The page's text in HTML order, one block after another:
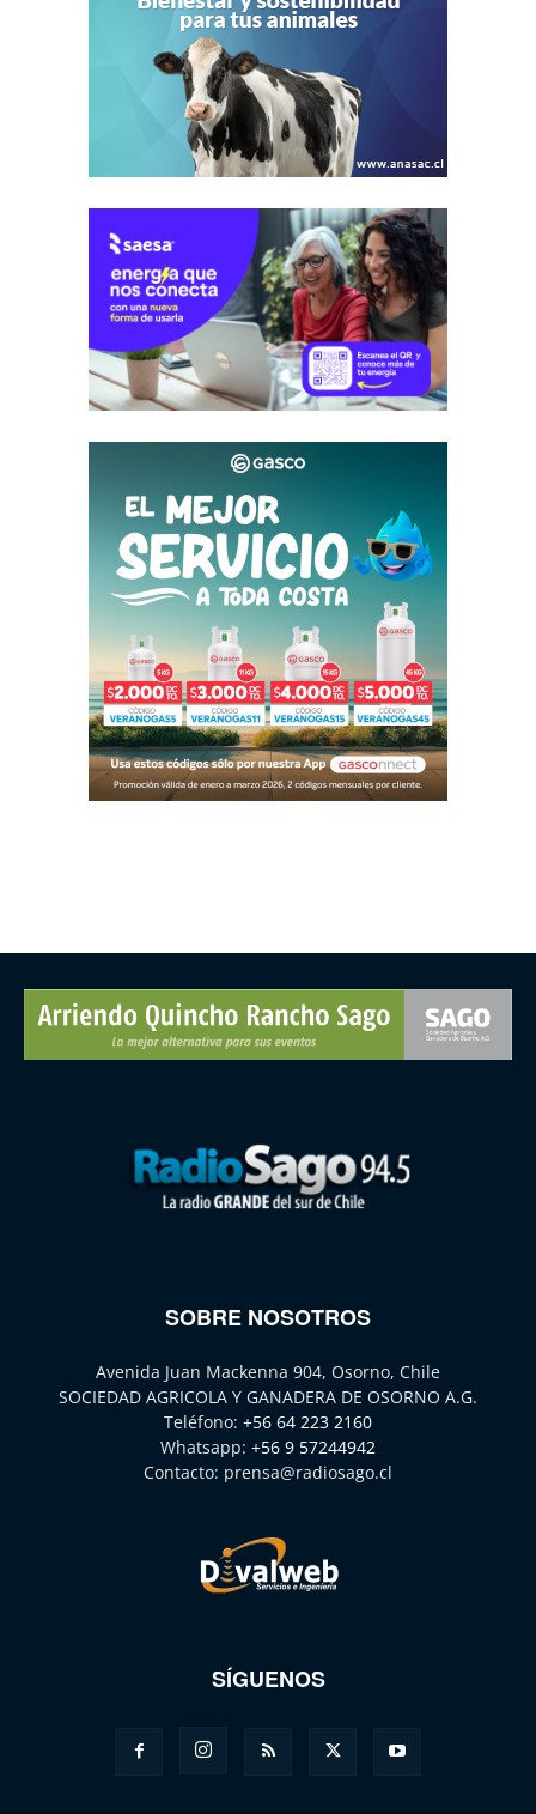
SOBRE NOSOTROS
Avenida Juan Mackenna 904, Osorno, Chile
SOCIEDAD AGRICOLA Y GANADERA DE OSORNO A.G.
Teléfono: +56 64 223 2160
Whatsapp: +56 9 57244942
Contacto: prensa@radiosago.cl
SÍGUENOS